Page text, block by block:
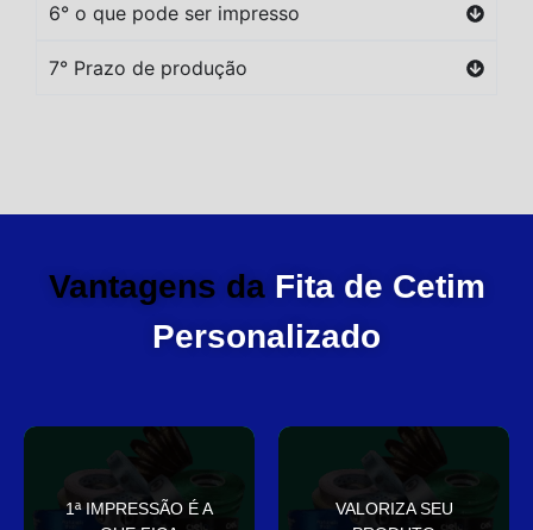
6° o que pode ser impresso
7° Prazo de produção
Vantagens da Fita de Cetim
Personalizado
1ª IMPRESSÃO É A
Sua embalagem fala por
você
VALORIZA SEU
que deixa sua embalagem
elegante